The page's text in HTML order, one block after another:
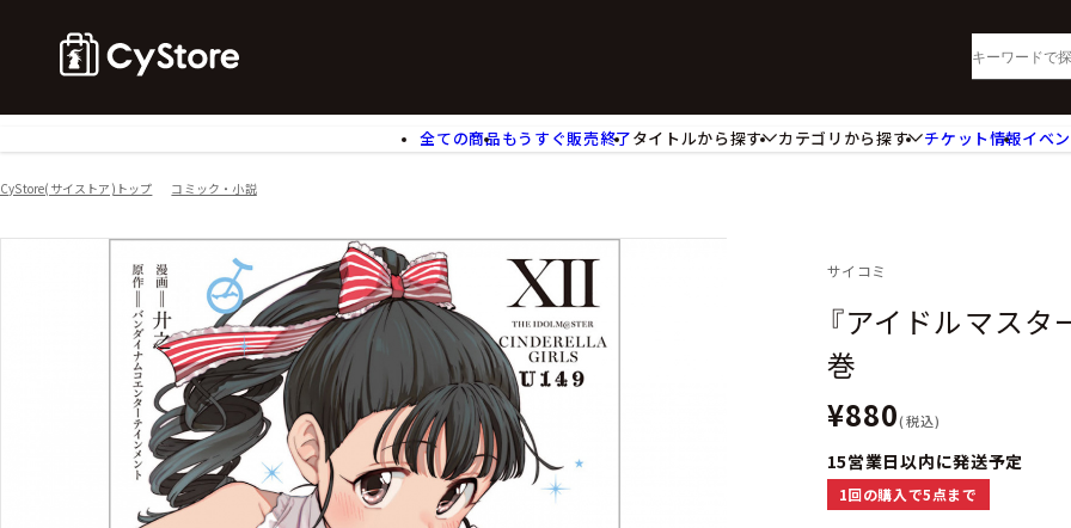
全ての商品もうすぐ販売終了タイトルから探す
カテゴリから探す
アクリルスタンド
アームサポーター
ブレードホルダー カードスリーブ・カード収納ケース
モバイルグッズ
生活雑貨
食玩
アパレル衣類 アパレル小物
文具
書籍 コミック・小説
チケット
チケット情報イベ
CyStore(サイストア)トップ コミック・小説
サイコミ
『アイドルマス
巻
¥880(税込)
15営業日以内に発送予定
1回の購入で5点まで